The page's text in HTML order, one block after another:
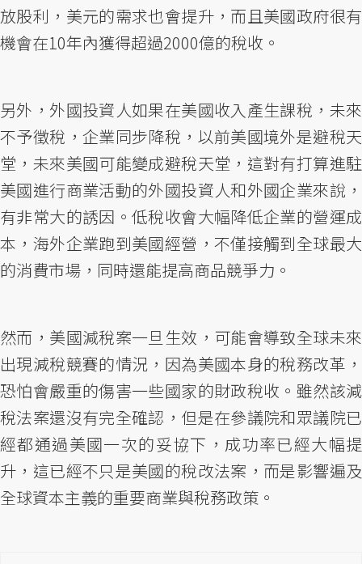
放股利，美元的需求也會提升，而且美國政府很有
機會在10年內獲得超過2000億的稅收。
另外，外國投資人如果在美國收入產生課稅，未來
不予徵稅，企業同步降稅，以前美國境外是避稅天
堂，未來美國可能變成避稅天堂，這對有打算進駐
美國進行商業活動的外國投資人和外國企業來說，
有非常大的誘因。低稅收會大幅降低企業的營運成
本，海外企業跑到美國經營，不僅接觸到全球最大
的消費市場，同時還能提高商品競爭力。
然而，美國減稅案一旦生效，可能會導致全球未來
出現減稅競賽的情況，因為美國本身的稅務改革，
恐怕會嚴重的傷害一些國家的財政稅收。雖然該減
稅法案還沒有完全確認，但是在參議院和眾議院已
經都通過美國一次的妥協下，成功率已經大幅提
升，這已經不只是美國的稅改法案，而是影響遍及
全球資本主義的重要商業與稅務政策。